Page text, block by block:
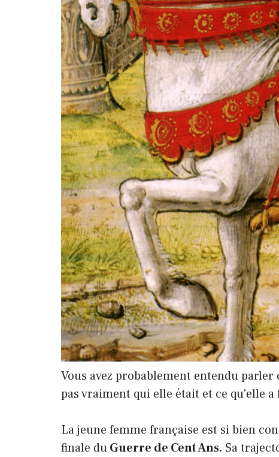
Vous avez probablement entendu parler
pas vraiment qui elle était et ce qu'elle a
La jeune femme française est si bien
finale duGuerre de Cent Ans. Sa